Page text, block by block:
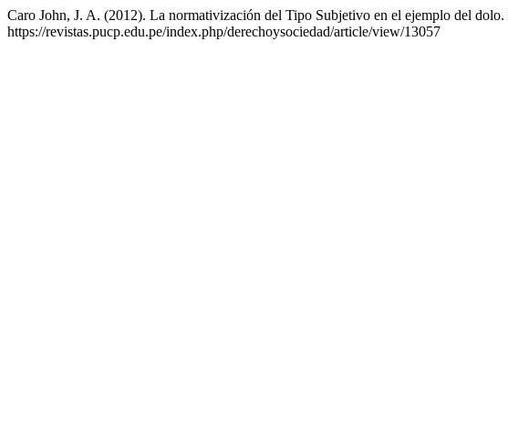
Caro John, J. A. (2012). La normativización del Tipo Subjetivo en el ejemplo del dolo.
https://revistas.pucp.edu.pe/index.php/derechoysociedad/article/view/13057